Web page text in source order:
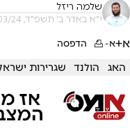
שלמה ריזל
י"א באדר ב׳ תשפ"ד, 21/03/24 14:13
א+א- הדפסה
האג הולנד שגרירות